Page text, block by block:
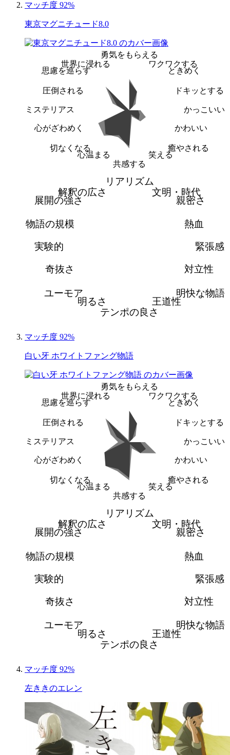
マッチ度 92%
東京マグニチュード8.0
勇気をもらえる
ワクワクする
ときめく
ドキッとする
かっこいい
かわいい
癒やされる
笑える
共感する
心温まる
切なくなる
心がざわめく
ミステリアス
圧倒される
思慮を巡らす
世界に浸れる
リアリズム
文明・時代
親密さ
熱血
緊張感
対立性
明快な物語
王道性
テンポの良さ
明るさ
ユーモア
奇抜さ
実験的
物語の規模
展開の強さ
解釈の広さ
マッチ度 92%
白い牙 ホワイトファング物語
勇気をもらえる
ワクワクする
ときめく
ドキッとする
かっこいい
かわいい
癒やされる
笑える
共感する
心温まる
切なくなる
心がざわめく
ミステリアス
圧倒される
思慮を巡らす
世界に浸れる
リアリズム
文明・時代
親密さ
熱血
緊張感
対立性
明快な物語
王道性
テンポの良さ
明るさ
ユーモア
奇抜さ
実験的
物語の規模
展開の強さ
解釈の広さ
マッチ度 92%
左ききのエレン